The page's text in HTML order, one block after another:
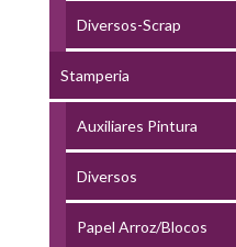
Diversos-Scrap
Stamperia
Auxiliares Pintura
Diversos
Papel Arroz/Blocos